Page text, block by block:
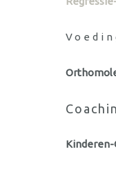
Kinderen-